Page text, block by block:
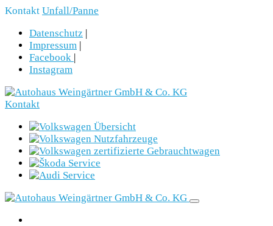
Kontakt Unfall/Panne
Datenschutz |
Impressum |
Facebook |
Instagram
Kontakt